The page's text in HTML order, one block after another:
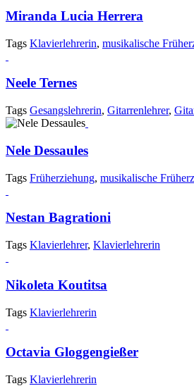
Miranda Lucia Herrera
Tags Klavierlehrerin, musikalische
Neele Ternes
Tags Gesangslehrerin, Gitarrenlehrer,
Nele Dessaules
Tags Früherziehung, musikalische
Nestan Bagrationi
Tags Klavierlehrer, Klavierlehrerin
Nikoleta Koutitsa
Tags Klavierlehrerin
Octavia Gloggengießer
Tags Klavierlehrerin